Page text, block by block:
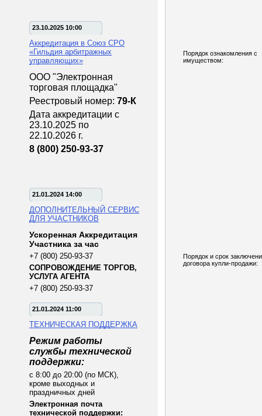
23.10.2025 10:00
Аккредитация в Союз СРО
«Гильдия арбитражных
управляющих»
ООО "Электронная
торговая площадка"
Реестровый номер: 79-К
Дата аккредитации с
23.10.2025 по
22.10.2026 г.
8 (800) 250-93-37
21.01.2024 14:00
ДОПОЛНИТЕЛЬНЫЙ СЕРВИС
ДЛЯ УЧАСТНИКОВ
Ускоренная Аккредитация
Участника за час
+7 (800) 250-93-37
СОПРОВОЖДЕНИЕ ТОРГОВ,
УСЛУГА АГЕНТА
+7 (800) 250-93-37
21.01.2024 11:00
ТЕХНИЧЕСКАЯ ПОДДЕРЖКА
Режим работы
службы технической
поддержки:
с 8:00 до 20:00 (по МСК),
кроме выходных и
праздничных дней
Электронная почта
технической поддержки:
Порядок ознакомления с
имуществом:
Порядок и срок
договора купли-продажи: